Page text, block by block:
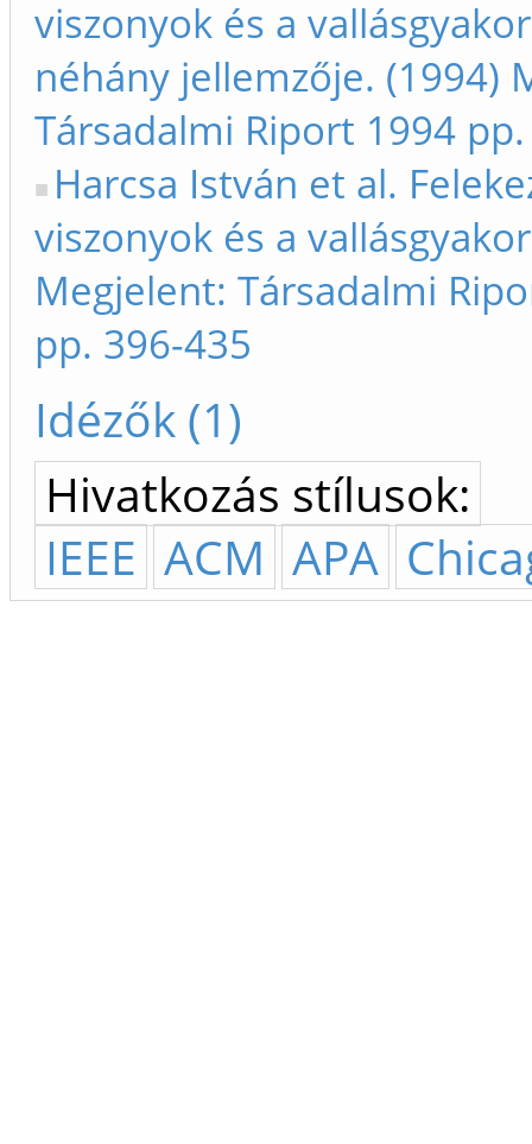
viszonyok és a
néhány jellemzője. (1994)
Társadalmi Riport 1994
Harcsa István et al.
viszonyok és a
Megjelent: Társadalmi
pp. 396-435
Idézők (1)
Hivatkozás stílusok:
IEEE ACM APA